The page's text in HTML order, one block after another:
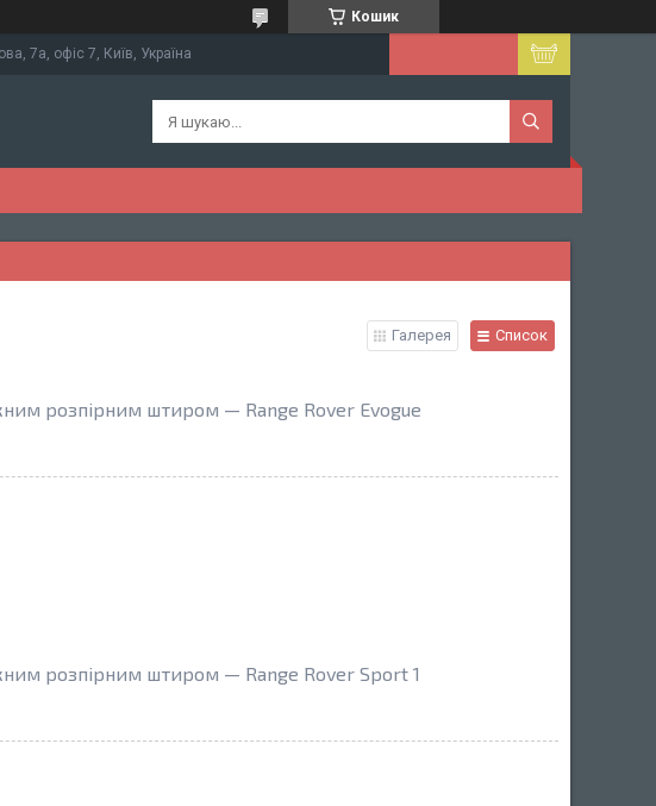
Кошик
7а, офіс 7, Київ, Україна
Галерея Список
розпірним штиром — Range Rover Evogue
розпірним штиром — Range Rover Sport 1